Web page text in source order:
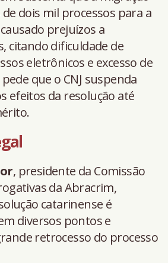
dois mil processos para a
prejuízos a
citando dificuldade de
eletrônicos e excesso de
que o CNJ suspenda
efeitos da resolução até
, presidente da Comissão
da Abracrim,
catarinense é
diversos pontos e
retrocesso do processo